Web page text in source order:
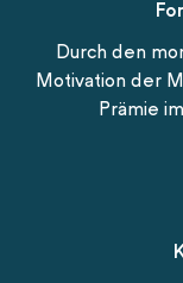
Durch den
Motivation der
Prämie